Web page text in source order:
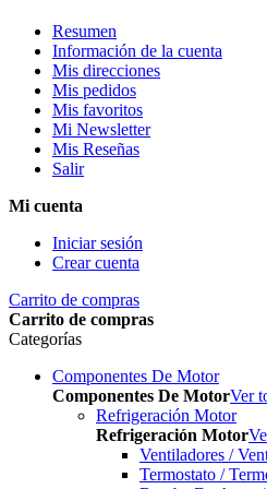
Resumen
Información de la cuenta
Mis direcciones
Mis pedidos
Mis favoritos
Mi Newsletter
Mis Reseñas
Salir
Mi cuenta
Iniciar sesión
Crear cuenta
Carrito de compras
Carrito de compras
Categorías
Componentes De Motor
Componentes De MotorVer
Refrigeración Motor
Refrigeración Motor
Ventiladores /
Termostato /